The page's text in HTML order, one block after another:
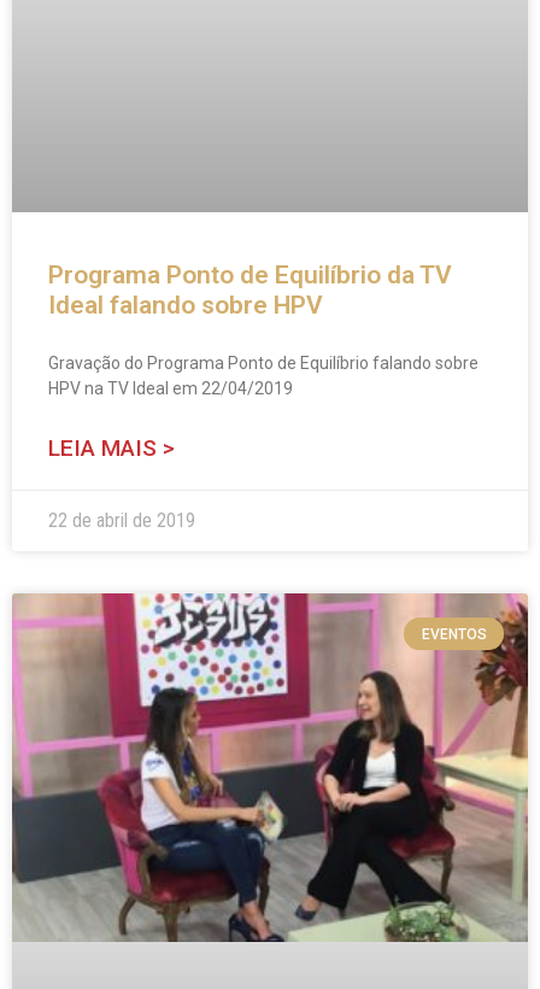
Programa Ponto de Equilíbrio da TV
Ideal falando sobre HPV
Gravação do Programa Ponto de Equilíbrio falando sobre
HPV na TV Ideal em 22/04/2019
LEIA MAIS >
22 de abril de 2019
EVENTOS